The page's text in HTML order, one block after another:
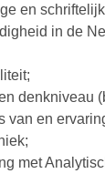
en
in de
denkniveau
van en
met